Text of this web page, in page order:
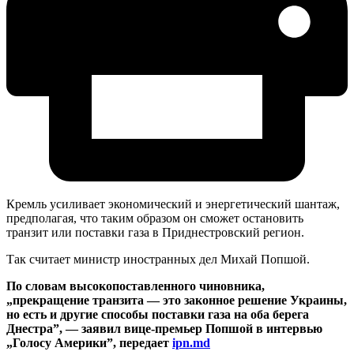
Кремль усиливает экономический и энергетический шантаж,
предполагая, что таким образом он сможет остановить
транзит или поставки газа в Приднестровский регион.
Так считает министр иностранных дел Михай Попшой.
По словам высокопоставленного чиновника,
„прекращение транзита — это законное решение Украины,
но есть и другие способы поставки газа на оба берега
Днестра”, — заявил вице-премьер Попшой в интервью
„Голосу Америки”, передает ipn.md